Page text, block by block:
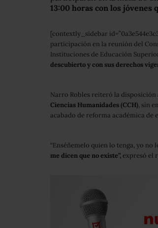
13:00 horas con los
[contextly_sidebar
participación en la reunión del
Instituciones de Educación
descubiertoy con sus derechos
Narro Robles reiteró la disposición
Ciencias Humanidades (CCH), sin
acabado de reforma académica de
“Enséñemelo quien lo tenga, yo no
me dicen que no existe”, expresó el